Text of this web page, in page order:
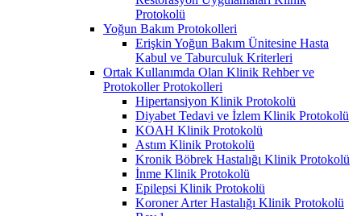
Protokolü
Yoğun Bakım Protokolleri
Erişkin Yoğun Bakım Ünitesine Hasta
Kabul ve Taburculuk Kriterleri
Ortak Kullanımda Olan Klinik Rehber ve
Protokoller Protokolleri
Hipertansiyon Klinik Protokolü
Diyabet Tedavi ve İzlem Klinik Protokolü
KOAH Klinik Protokolü
Astım Klinik Protokolü
Kronik Böbrek Hastalığı Klinik Protokolü
İnme Klinik Protokolü
Epilepsi Klinik Protokolü
Koroner Arter Hastalığı Klinik Protokolü